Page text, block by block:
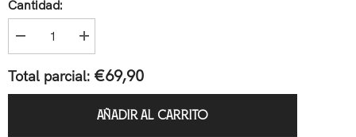
Cantidad:
Total parcial: €69,90
AÑADIR AL CARRITO